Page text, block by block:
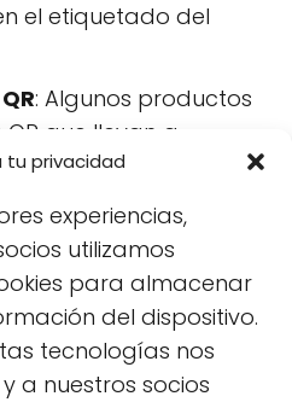
tu privacidad
experiencias,
utilizamos
para almacenar
del dispositivo.
tecnologías nos
a nuestros socios
el etiquetado del
: Algunos productos
que llevan a
la certificación y los
pueden
informadas y
de elegir